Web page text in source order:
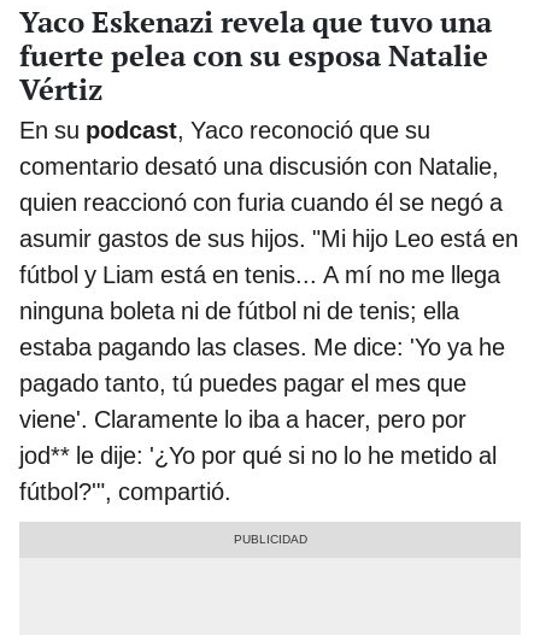
Yaco Eskenazi revela que tuvo una
fuerte pelea con su esposa Natalie
Vértiz
En su podcast, Yaco reconoció que su
comentario desató una discusión con Natalie,
quien reaccionó con furia cuando él se negó a
asumir gastos de sus hijos. "Mi hijo Leo está en
fútbol y Liam está en tenis... A mí no me llega
ninguna boleta ni de fútbol ni de tenis; ella
estaba pagando las clases. Me dice: 'Yo ya he
pagado tanto, tú puedes pagar el mes que
viene'. Claramente lo iba a hacer, pero por
jod** le dije: '¿Yo por qué si no lo he metido al
fútbol?'", compartió.